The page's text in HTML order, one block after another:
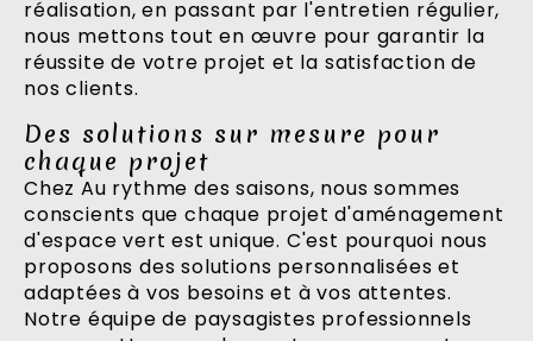
réalisation, en passant par l'entretien régulier,
nous mettons tout en œuvre pour garantir la
réussite de votre projet et la satisfaction de
nos clients.
Des solutions sur mesure pour
chaque projet
Chez Au rythme des saisons, nous sommes
conscients que chaque projet d'aménagement
d'espace vert est unique. C'est pourquoi nous
proposons des solutions personnalisées et
adaptées à vos besoins et à vos attentes.
Notre équipe de paysagistes professionnels